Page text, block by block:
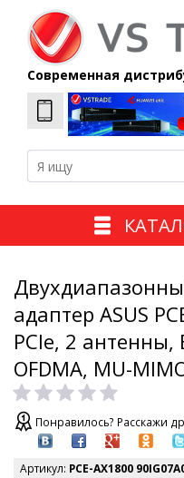
Современная
адаптер ASUS
PCIe, 2 антенны,
OFDMA, MU-
Понравилось? Расскажи
Артикул: PCE-AX1800